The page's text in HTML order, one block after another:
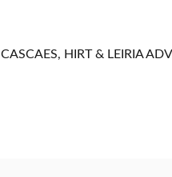
CASCAES, HIRT & LEIRIA